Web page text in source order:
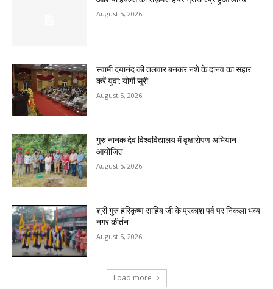
August 5, 2026
स्वामी दयानंद की तलवार बनकर नशे के दानव का संहार
करें युवा: योगी सूरी
August 5, 2026
गुरु नानक देव विश्वविद्यालय में वृक्षारोपण अभियान
आयोजित
August 5, 2026
श्री गुरु हरिकृष्ण साहिब जी के प्रकाश पर्व पर निकला भव्य
नगर कीर्तन
August 5, 2026
Load more